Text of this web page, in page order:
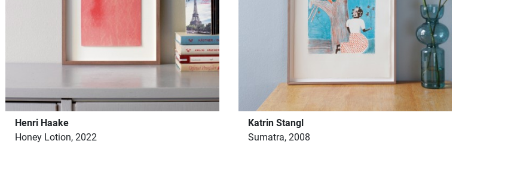
Henri Haake
Honey Lotion, 2022
Katrin Stangl
Sumatra, 2008